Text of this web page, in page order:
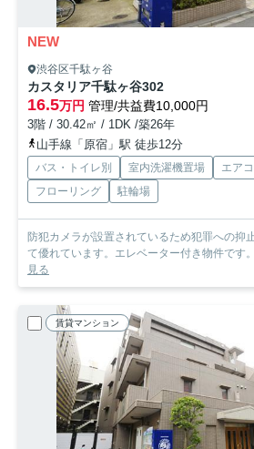
NEW
渋谷区千駄ヶ谷
カスタリア千駄ヶ谷302
16.5万円 管理/共益費10,000円
3階 / 30.42㎡ / 1DK /築26年
山手線「原宿」駅 徒歩12分
バス・トイレ別 室内洗濯機置場 エア
フローリング
駐輪場
防犯カメラが設置されているため犯罪への抑
て優れています。エレベーター付き物件です
見る
賃貸マンション